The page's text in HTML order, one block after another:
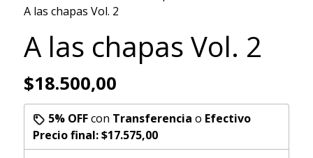
A las chapas Vol. 2
A las chapas Vol. 2
$18.500,00
5% OFFcon Transferencia o Efectivo
Precio final:$17.575,00